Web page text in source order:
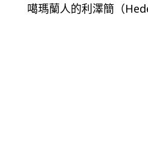
噶瑪蘭人的利澤簡（